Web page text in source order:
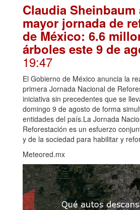
Claudia Sheinbaum
mayor jornada de
de México: 6.6
árboles este 9 de
19:47
El Gobierno de México anuncia la
primera Jornada Nacional de
iniciativa sin precedentes que se
domingo 9 de agosto de forma
entidades del país.La Jornada
Reforestación es un esfuerzo
y de la sociedad para habilitar y
Meteored.mx